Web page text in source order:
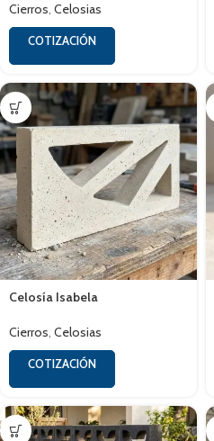
Cierros, Celosias
COTIZACIÓN
Celosía Isabela
Cierros, Celosias
COTIZACIÓN